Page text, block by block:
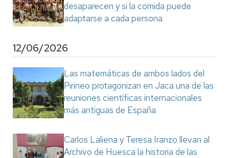
desaparecen y si la comida puede
adaptarse a cada persona
12/06/2026
Las matemáticas de ambos lados del
Pirineo protagonizan en Jaca una de las
reuniones científicas internacionales
más antiguas de España
Carlos Laliena y Teresa Iranzo llevan al
Archivo de Huesca la historia de las